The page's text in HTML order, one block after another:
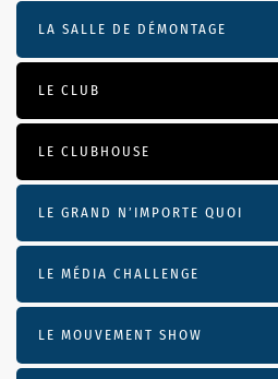
LA SALLE DE DÉMONTAGE
LE CLUB
LE CLUBHOUSE
LE GRAND N’IMPORTE QUOI
LE MÉDIA CHALLENGE
LE MOUVEMENT SHOW